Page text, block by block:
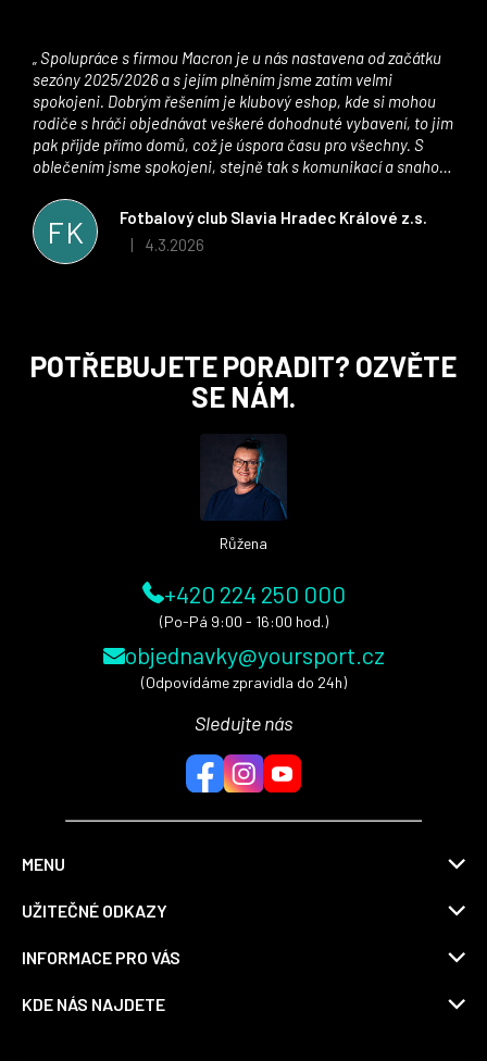
FK
Fotbalový club Slavia Hradec Králové z.s.
Hodnocení obchodu je 5 z 5 hvězdiček.
| 4.3.2026
sezóny 2025/2026 a s jejím plněním jsme zatím velmi
spokojeni. Dobrým řešením je klubový eshop, kde si mohou
rodiče s hráči objednávat veškeré dohodnuté vybavení, to jim
pak přijde přímo domů, což je úspora času pro všechny. S
oblečením jsme spokojeni, stejně tak s komunikací a snahou
stran. Věříme, že v tomto duchu bude spolupráce pokračovat
i nadále, nyní už začínáme řešit i první sady dresů ;)
POTŘEBUJETE PORADIT? OZVĚTE
SE NÁM.
Růžena
+420 224 250 000
(Po-Pá 9:00 - 16:00 hod.)
objednavky@yoursport.cz
(Odpovídáme zpravidla do 24h)
Sledujte nás
MENU
UŽITEČNÉ ODKAZY
INFORMACE PRO VÁS
KDE NÁS NAJDETE